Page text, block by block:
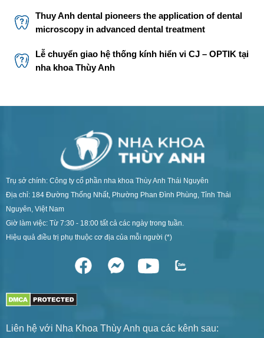
Thuy Anh dental pioneers the application of dental
microscopy in advanced dental treatment
Lễ chuyển giao hệ thống kính hiển vi CJ – OPTIK tại
nha khoa Thùy Anh
Trụ sở chính: Công ty cổ phần nha khoa Thùy Anh Thái Nguyên
Địa chỉ: 184 Đường Thống Nhất, Phường Phan Đình Phùng, Tỉnh Thái
Nguyên, Việt Nam
Giờ làm việc: Từ 7:30 - 18:00 tất cả các ngày trong tuần.
Hiệu quả điều trị phụ thuộc cơ địa của mỗi người (*)
Liên hệ với Nha Khoa Thùy Anh qua các kênh sau: